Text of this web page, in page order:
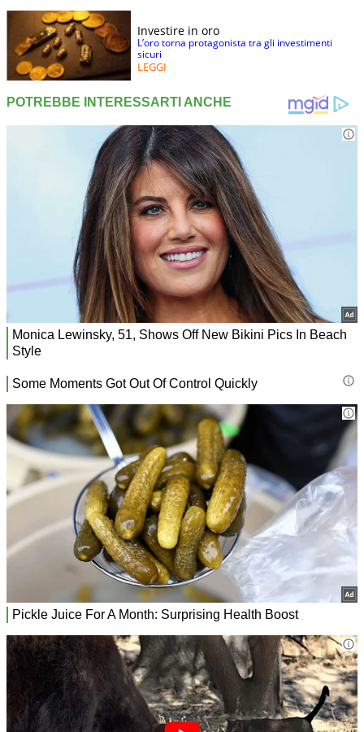
Investire in oro
L’oro torna protagonista tra gli investimenti
sicuri
LEGGI